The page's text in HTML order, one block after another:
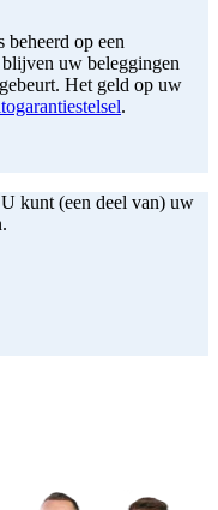
op een
uw beleggingen
Het geld op uw
.
kunt (een deel van) uw